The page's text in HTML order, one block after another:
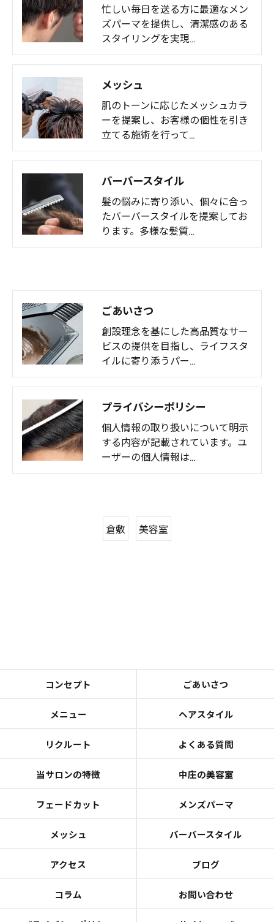
忙しい毎日を送る方に最適なメン
ズパーマを提供し、清潔感のある
スタイリングを実現…
メッシュ
肌のトーンに応じたメッシュカラ
ーを提案し、お客様の個性を引き
立てる施術を行って…
バーバースタイル
髪の悩みに寄り添い、個々に合っ
たバーバースタイルを提案してお
ります。多様な髪質…
ごあいさつ
創設理念を基にした高品質なサー
ビスの提供を目指し、ライフスタ
イルに寄り添うパー…
プライバシーポリシー
個人情報の取り扱いについて明示
する内容が記載されています。ユ
ーザーの個人情報は…
倉敷 美容室
コンセプト ごあいさつ
メニュー ヘアスタイル
リクルート よくある質問
当サロンの特徴 中庄の美容室
フェードカット メンズパーマ
メッシュ バーバースタイル
アクセス ブログ
コラム お問い合わせ